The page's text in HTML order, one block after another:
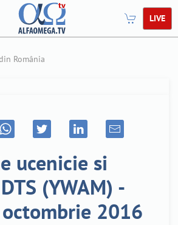
LIVE
România
ucenicie si
(YWAM) -
2016